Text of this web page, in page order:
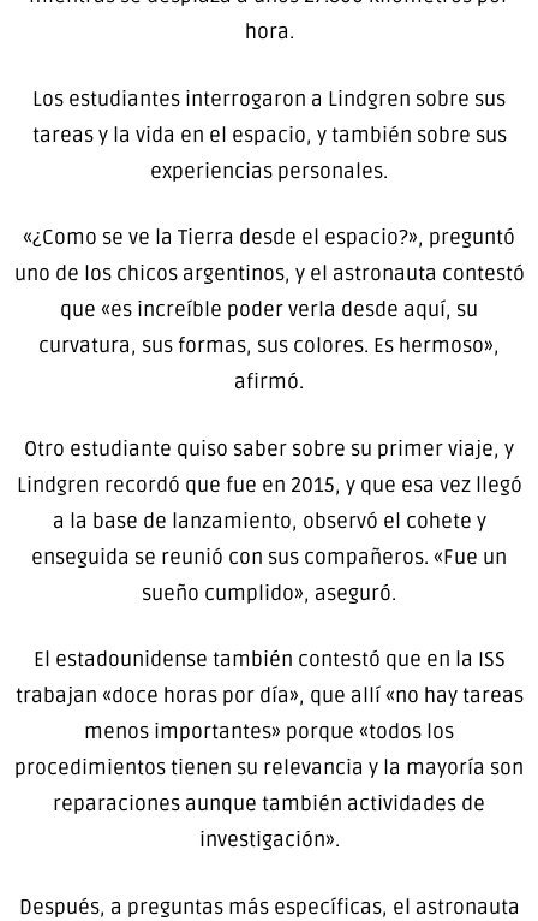
hora.
Los estudiantes interrogaron a Lindgren sobre sus
tareas y la vida en el espacio, y también sobre sus
experiencias personales.
«¿Como se ve la Tierra desde el espacio?», preguntó
uno de los chicos argentinos, y el astronauta contestó
que «es increíble poder verla desde aquí, su
curvatura, sus formas, sus colores. Es hermoso»,
afirmó.
Otro estudiante quiso saber sobre su primer viaje, y
Lindgren recordó que fue en 2015, y que esa vez llegó
a la base de lanzamiento, observó el cohete y
enseguida se reunió con sus compañeros. «Fue un
sueño cumplido», aseguró.
El estadounidense también contestó que en la ISS
trabajan «doce horas por día», que allí «no hay tareas
menos importantes» porque «todos los
procedimientos tienen su relevancia y la mayoría son
reparaciones aunque también actividades de
investigación».
Después, a preguntas más específicas, el astronauta